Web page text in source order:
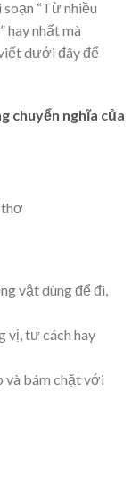
“Từ nhiều
hay nhất mà
dưới đây để
chuyển nghĩa của
thơ
vật dùng để đi,
vị, tư cách hay
và bám chặt với